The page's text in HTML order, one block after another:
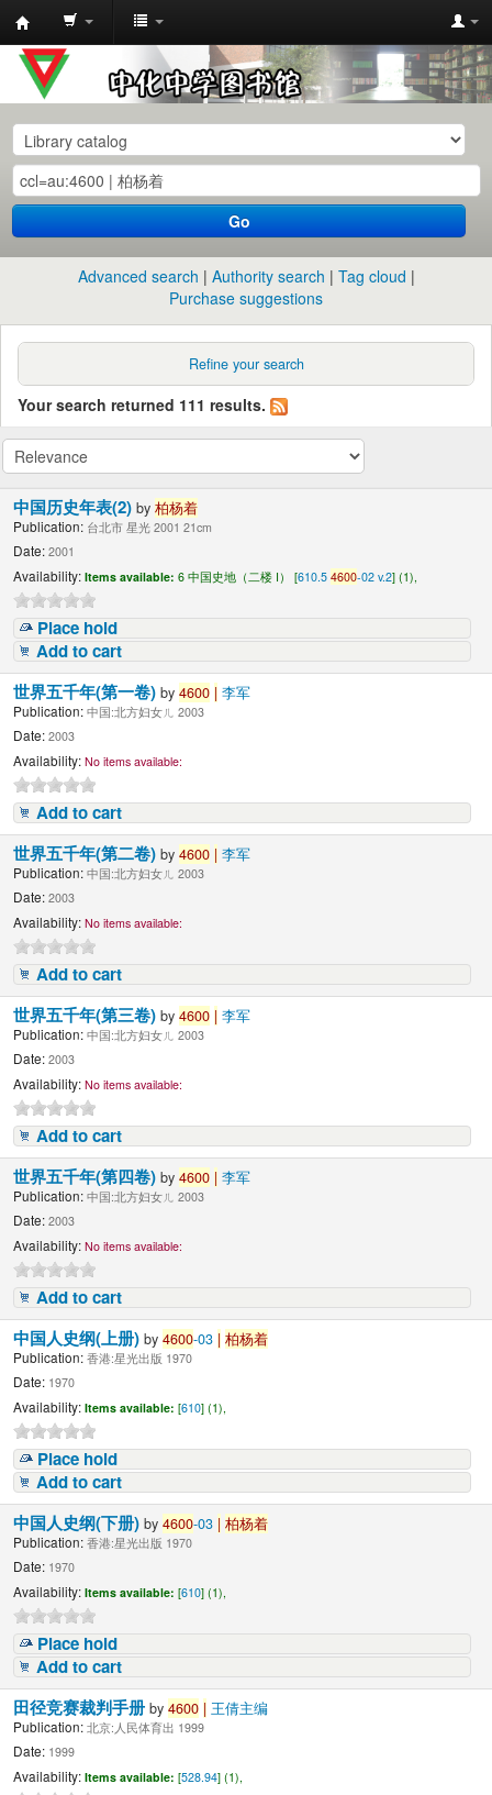
中
化
中
学
图
书
馆
目
Go
Advanced search Authority search
Tag cloud
Purchase suggestions
Refine your search
Your search returned 111 results.
中国历史年表(2)by柏杨着
Publication: 台北市 星光 2001 21cm
Date: 2001
Availability: Items available: 6 中国史地（二楼 I） [610.54600-02 v.2] (1),
Place hold
Add to cart
世界五千年(第一卷)by4600 | 李军
Publication: 中国:北方妇女ㄦ 2003
Date: 2003
Availability: No items available:
Add to cart
世界五千年(第二卷)by4600 | 李军
Publication: 中国:北方妇女ㄦ 2003
Date: 2003
Availability: No items available:
Add to cart
世界五千年(第三卷)by4600 | 李军
Publication: 中国:北方妇女ㄦ 2003
Date: 2003
Availability: No items available:
Add to cart
世界五千年(第四卷)by4600 | 李军
Publication: 中国:北方妇女ㄦ 2003
Date: 2003
Availability: No items available:
Add to cart
中国人史纲(上册)by4600-03 | 柏杨着
Publication: 香港:星光出版 1970
Date: 1970
Availability: Items available: [610] (1),
Place hold
Add to cart
中国人史纲(下册)by4600-03 | 柏杨着
Publication: 香港:星光出版 1970
Date: 1970
Availability: Items available: [610] (1),
Place hold
Add to cart
田径竞赛裁判手册by4600 | 王倩主编
Publication: 北京:人民体育出 1999
Date: 1999
Availability: Items available: [528.94] (1),